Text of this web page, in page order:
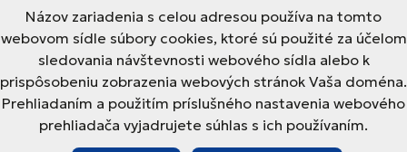
Názov zariadenia s celou adresou používa na tomto
webovom sídle súbory cookies, ktoré sú použité za účelom
sledovania návštevnosti webového sídla alebo k
prispôsobeniu zobrazenia webových stránok Vaša doména.
Prehliadaním a použitím príslušného nastavenia webového
prehliadača vyjadrujete súhlas s ich používaním.